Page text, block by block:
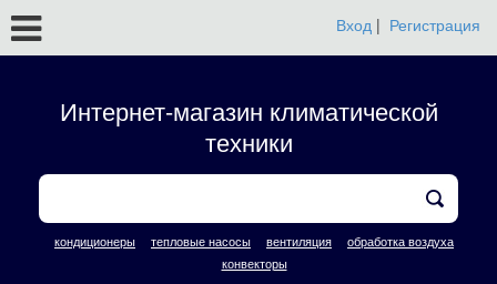
Вход | Регистрация
Интернет-магазин климатической
техники
кондиционеры тепловые насосы вентиляция
обработка воздуха
конвекторы